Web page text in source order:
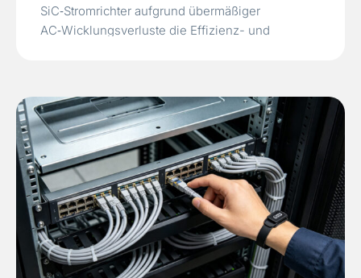
SiC‑Stromrichter aufgrund übermäßiger
AC‑Wicklungsverluste die Effizienz- und
Proximity‑Effekten, die den AC‑Widerstand um
eine Größenordnung erhöhen und den…Read
More »